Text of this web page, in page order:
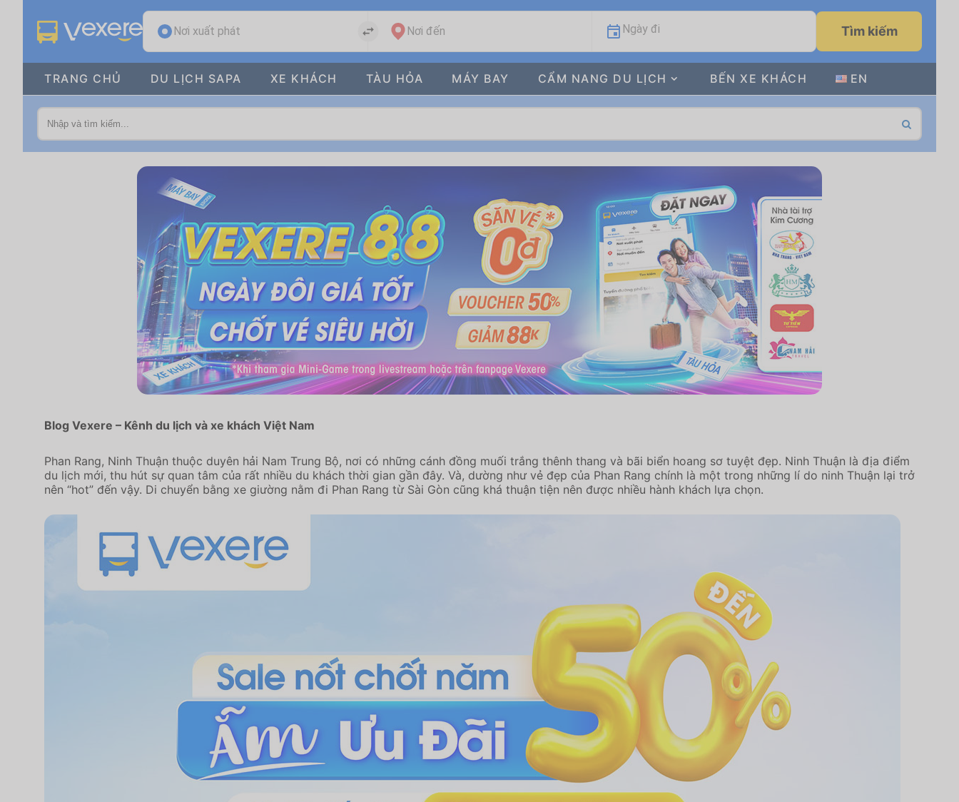
Nơi xuất phát Nơi đến Ngày đi Tìm kiếm
TRANG CHỦ DU LỊCH SAPA XE KHÁCH TÀU HỎA MÁY BAY CẨM NANG DU LỊCH BẾN XE KHÁCH EN
Blog Vexere – Kênh du lịch và xe khách Việt Nam
Phan Rang, Ninh Thuận thuộc duyên hải Nam Trung Bộ, nơi có những cánh đồng muối trắng thênh thang và bãi biển hoang sơ tuyệt đẹp. Ninh Thuận là địa điểm
du lịch mới, thu hút sự quan tâm của rất nhiều du khách thời gian gần đây. Và, dường như vẻ đẹp của Phan Rang chính là một trong những lí do ninh Thuận lại trở
nên “hot” đến vậy. Di chuyển bằng xe giường nằm đi Phan Rang từ Sài Gòn cũng khá thuận tiện nên được nhiều hành khách lựa chọn.